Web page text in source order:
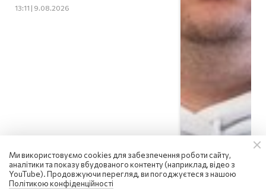
13:11 | 9.08.2026
Ми використовуємо cookies для забезпечення роботи сайту,
аналітики та показу вбудованого контенту (наприклад, відео з
YouTube). Продовжуючи перегляд, ви погоджуєтеся з нашою
Політикою конфіденційності